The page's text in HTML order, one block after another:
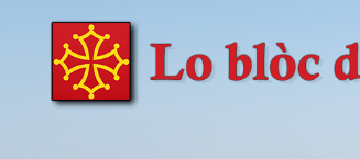
País Nòstre
Paratge e Convivència